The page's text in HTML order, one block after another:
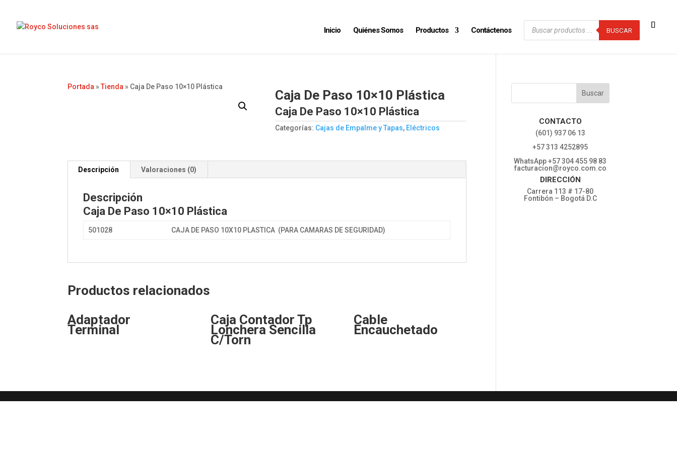
Inicio Quiénes Somos Productos Contáctenos
Búsqueda
BUSCAR
Portada »Tienda » Caja De Paso 10×10 Plástica
Caja De Paso 10×10 Plástica
Caja De Paso 10×10 Plástica
Categorías: Cajas de Empalme y Tapas, Eléctricos
Descripción Valoraciones (0)
Descripción
Caja De Paso 10×10 Plástica
501028 CAJA DE PASO 10X10 PLASTICA (PARA CAMARAS DE SEGURIDAD)
Productos relacionados
Adaptador
Terminal
Caja Contador Tp
Lonchera Sencilla
C/Torn
Cable
Encauchetado
CONTACTO
‎(601) 937 06 13
‎+57 313 4252895
WhatsApp +57 304 455 98 83
facturacion@royco.com.co
DIRECCIÓN
Carrera 113 # 17-80
Fontibón – Bogotá D.C